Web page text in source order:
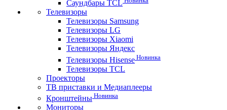
Саундбары TCL
Телевизоры
Телевизоры Samsung
Телевизоры LG
Телевизоры Xiaomi
Телевизоры Яндекс
Телевизоры Hisense Новинка
Телевизоры TCL
Проекторы
ТВ приставки и Медиаплееры
Кронштейны Новинка
Мониторы